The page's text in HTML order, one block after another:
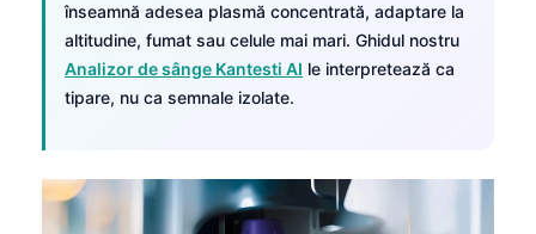
înseamnă adesea plasmă concentrată, adaptare la
altitudine, fumat sau celule mai mari. Ghidul nostru
Analizor de sânge Kantesti AI le interpretează ca
tipare, nu ca semnale izolate.